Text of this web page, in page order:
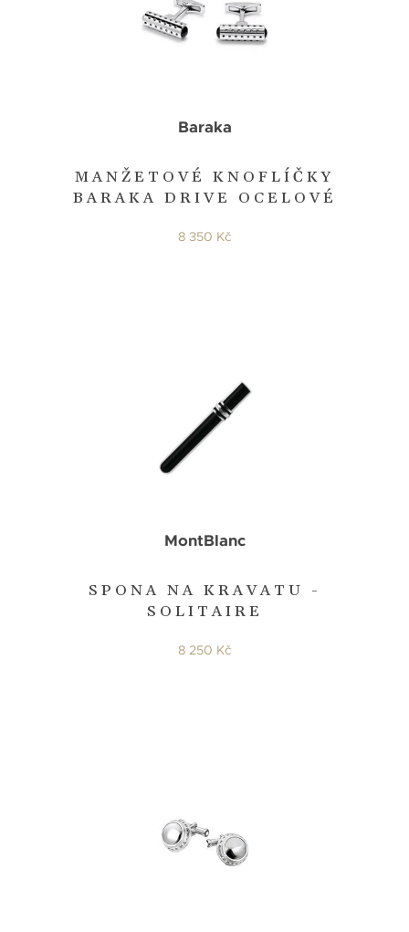
MANŽETOVÉ KNOFLÍČKY
BARAKA DRIVE OCELOVÉ
Baraka
8 350 Kč
SPONA NA KRAVATU -
SOLITAIRE
MontBlanc
8 250 Kč